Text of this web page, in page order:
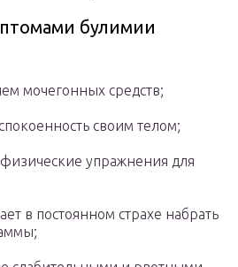
булимии
мочегонных средств;
своим телом;
упражнения для
в постоянном страхе набрать